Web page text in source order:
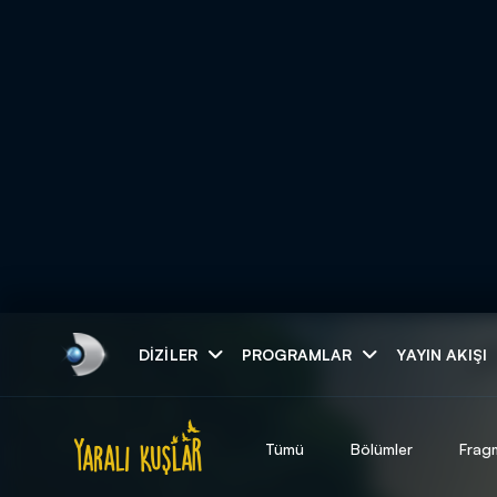
DIZILER PROGRAMLAR YAYIN AKIŞI
Tümü Bölümler